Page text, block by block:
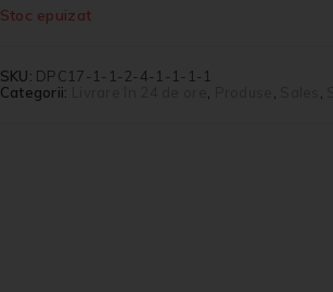
Stoc epuizat
SKU: DPC17-1-1-2-4-1-1-1-1
Categorii:
, , ,